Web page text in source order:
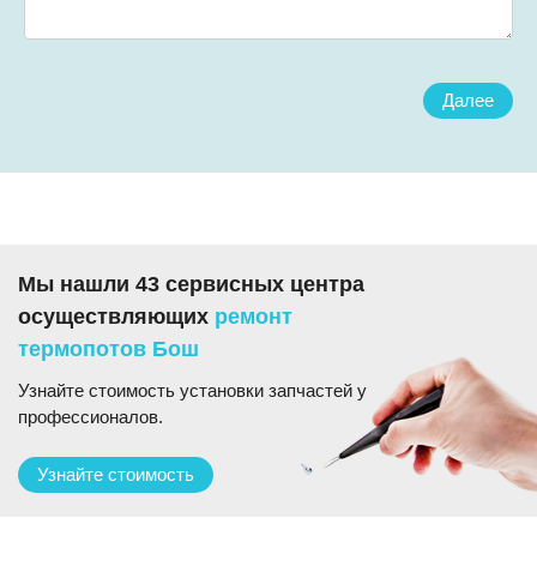
Далее
Мы нашли 43 сервисных центра
осуществляющих ремонт
термопотов Бош
Узнайте стоимость установки запчастей у
профессионалов.
Узнайте стоимость